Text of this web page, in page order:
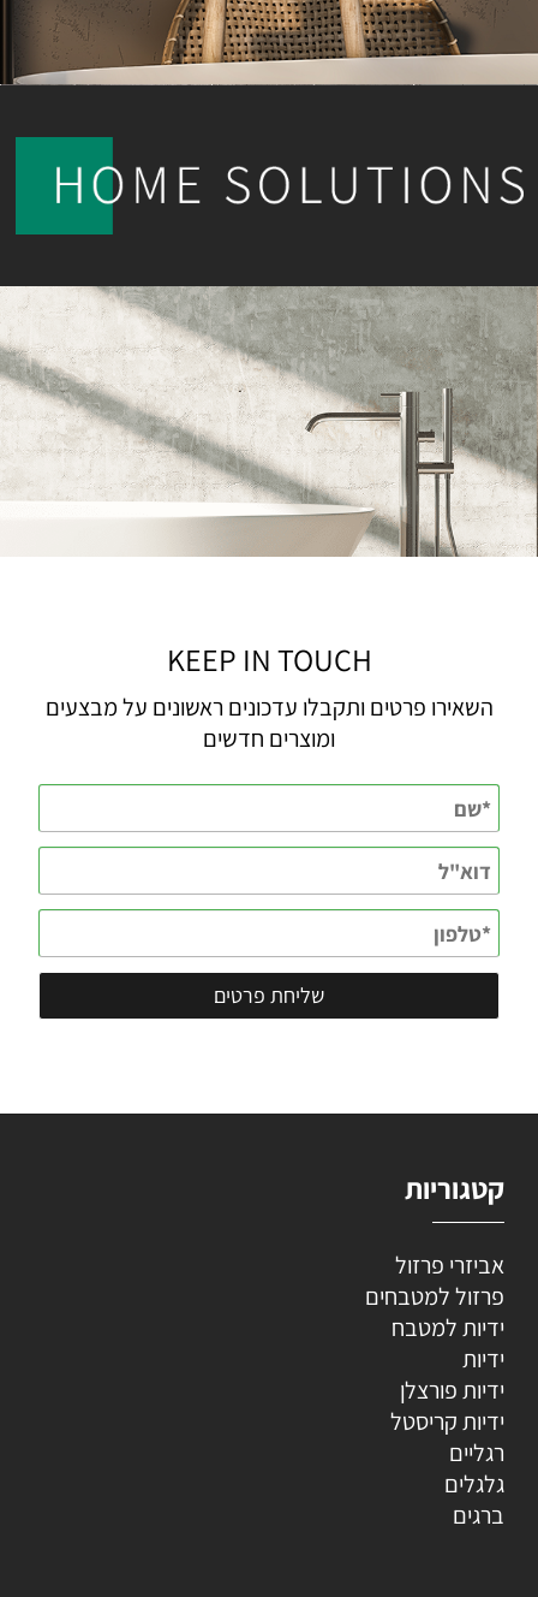
KEEP IN TOUCH
השאירו פרטים ותקבלו עדכונים ראשונים על מבצעים
ומוצרים חדשים
קטגוריות
אביזרי פרזול
פרזול למטבחים
ידיות למטבח
ידיות
ידיות פורצלן
ידיות קריסטל
רגליים
גלגלים
ברגים